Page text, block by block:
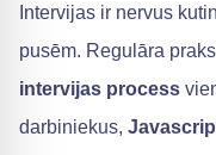
Intervijas ir nervus
pusēm. Regulāra
intervijas process
darbiniekus,